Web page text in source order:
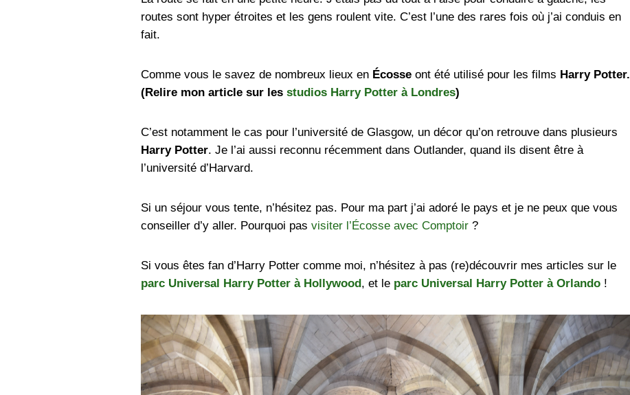
routes sont hyper étroites et les gens roulent vite. C’est l’une des rares fois où j’ai conduis en
fait.
Comme vous le savez de nombreux lieux en Écosse ont été utilisé pour les films Harry Potter.
(Relire mon article sur les studios Harry Potter à Londres)
C’est notamment le cas pour l’université de Glasgow, un décor qu’on retrouve dans plusieurs
Harry Potter. Je l’ai aussi reconnu récemment dans Outlander, quand ils disent être à
l’université d’Harvard.
Si un séjour vous tente, n’hésitez pas. Pour ma part j’ai adoré le pays et je ne peux que vous
conseiller d’y aller. Pourquoi pasvisiter l’Écosse avec Comptoir ?
Si vous êtes fan d’Harry Potter comme moi, n’hésitez à pas (re)découvrir mes articles sur le
parc Universal Harry Potter à Hollywood, et le parc Universal Harry Potter à Orlando !